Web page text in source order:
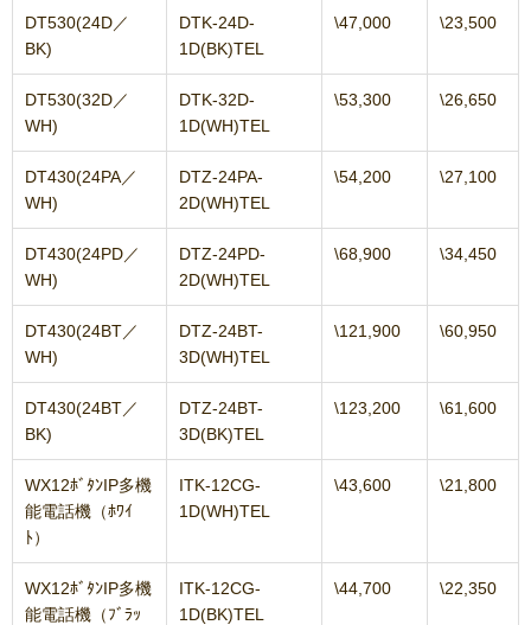
DT530(24D／
BK)
DTK-24D-
1D(BK)TEL
\47,000 \23,500
DT530(32D／
WH)
DTK-32D-
1D(WH)TEL
\53,300 \26,650
DT430(24PA／
WH)
DTZ-24PA-
2D(WH)TEL
\54,200 \27,100
DT430(24PD／
WH)
DTZ-24PD-
2D(WH)TEL
\68,900 \34,450
DT430(24BT／
WH)
DTZ-24BT-
3D(WH)TEL
\121,900 \60,950
DT430(24BT／
BK)
DTZ-24BT-
3D(BK)TEL
\123,200 \61,600
WX12ﾎﾞﾀﾝIP多機
能電話機（ﾎﾜｲ
ﾄ）
ITK-12CG-
1D(WH)TEL
\43,600 \21,800
WX12ﾎﾞﾀﾝIP多機
能電話機（ﾌﾞﾗｯ
ITK-12CG-
1D(BK)TEL
\44,700 \22,350